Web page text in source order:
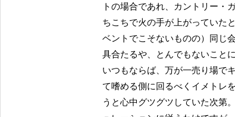
トの場合であれ、カントリー・
ちこちで火の手が上がっていた
ベントでこそないものの）同じ
具合たるや、とんでもないことに
いつもならば、万が一売り場で
て嗜める側に回るべくイメトレ
うと心中グツグツしていた次第